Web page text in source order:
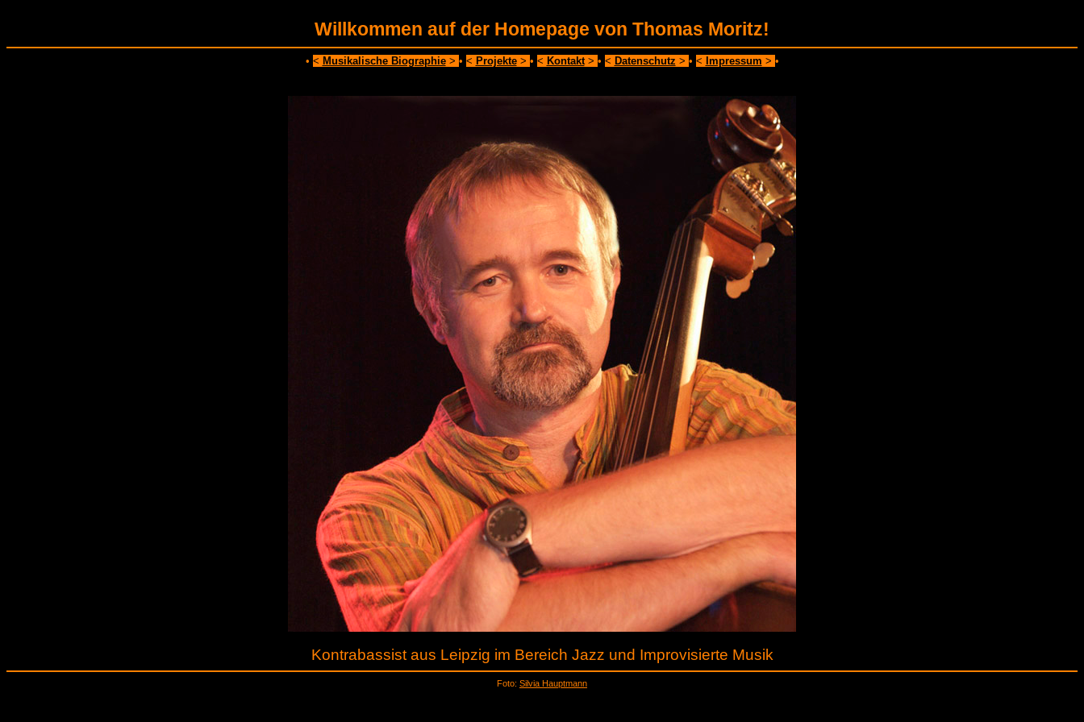
Willkommen auf der Homepage von Thomas Moritz!
• < Musikalische Biographie> • < Projekte> • < Kontakt> • < Datenschutz > • < Impressum > •
Kontrabassist aus Leipzig im Bereich Jazz und Improvisierte Musik
Foto: Silvia Hauptmann